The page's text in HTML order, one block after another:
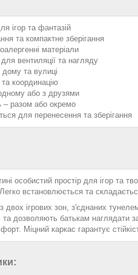
ігор та фантазій
та компактне зберігання
матеріали
вентиляції та нагляду
та вулиці
координацію
або з друзями
– разом або окремо
для перенесення та зберігання
особистий простір для ігор та
встановлюється та
ігрових зон, з'єднаних
та дозволяють батькам наглядати
Міцний каркас гарантує